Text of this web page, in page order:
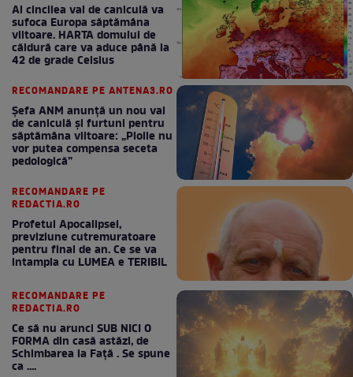
Al cincilea val de caniculă va
sufoca Europa săptămâna
viitoare. HARTA domului de
căldură care va aduce până la
42 de grade Celsius
RECOMANDARE PE ANTENA3.RO
Șefa ANM anunță un nou val
de caniculă și furtuni pentru
săptămâna viitoare: „Ploile nu
vor putea compensa seceta
pedologică”
RECOMANDARE PE
REDACTIA.RO
Profetul Apocalipsei,
previziune cutremuratoare
pentru final de an. Ce se va
intampla cu LUMEA e TERIBIL
RECOMANDARE PE
REDACTIA.RO
Ce să nu arunci SUB NICI O
FORMA din casă astăzi, de
Schimbarea la Față . Se spune
ca ....